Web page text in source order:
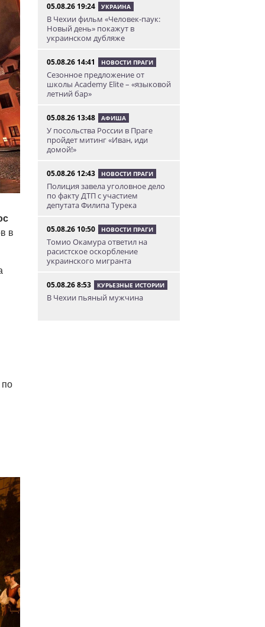
в
по
05.08.26 19:24 УКРАИНА
В Чехии фильм «Человек-паук:
Новый день» покажут в
украинском дубляже
05.08.26 14:41 НОВОСТИ ПРАГИ
Сезонное предложение от
школы Academy Elite – «языковой
летний бар»
05.08.26 13:48 АФИША
У посольства России в Праге
пройдет митинг «Иван, иди
домой!»
05.08.26 12:43 НОВОСТИ ПРАГИ
Полиция завела уголовное дело
по факту ДТП с участием
депутата Филипа Турека
05.08.26 10:50 НОВОСТИ ПРАГИ
Томио Окамура ответил на
расистское оскорбление
украинского мигранта
05.08.26 8:53 КУРЬЕЗНЫЕ ИСТОРИИ
В Чехии пьяный мужчина